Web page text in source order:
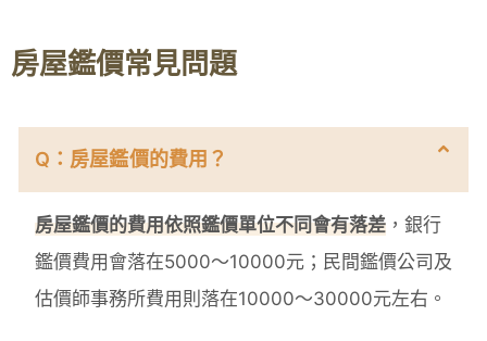
房屋鑑價常見問題
Q：房屋鑑價的費用？
房屋鑑價的費用依照鑑價單位不同會有落差 ，銀行
鑑價費用會落在5000～10000元；民間鑑價公司及
估價師事務所費用則落在10000～30000元左右。